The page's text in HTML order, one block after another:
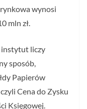
wynosi
mln zł.
instytut liczy
sposób,
Papierów
Cena do Zysku
Księgowej.